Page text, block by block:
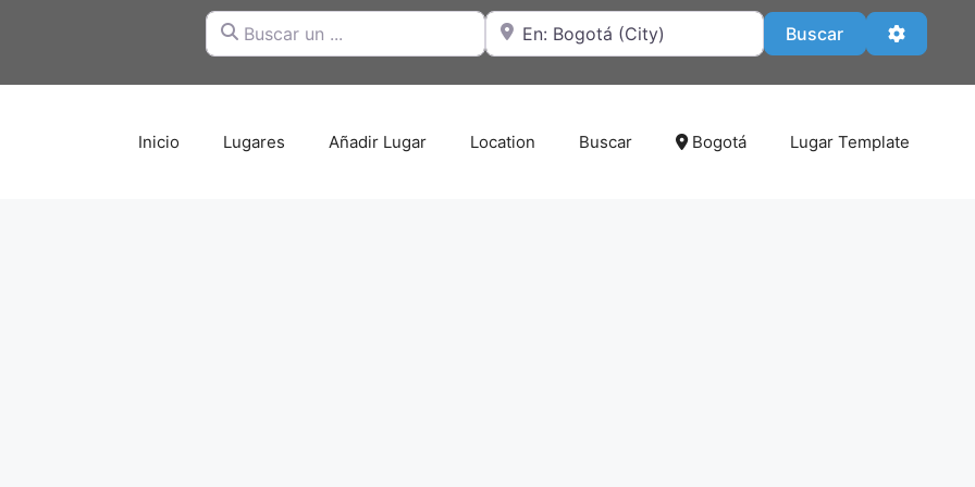
Buscar un ... Cerca de BuscarBuscar
Inicio Lugares Añadir Lugar Location Buscar Bogotá Lugar Template